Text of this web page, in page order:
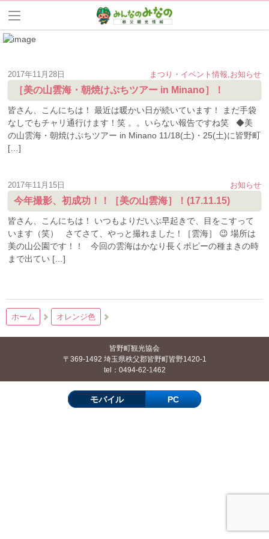
まつり・イベント情報 お知らせ
2017年11月28日
［美の山雲海・朝焼けぷちツアー in Minano］！
皆さん、こんにちは！ 最近は暖かい日が続いています！ まだ手袋
なしでもチャリ通行けます！笑 。。いらない報告ですね笑 ◆美
の山雲海・朝焼けぷちツアー in Minano 11/18(土)・25(土)に皆野町
[…]
お知らせ
2017年11月15日
今年撮影、初成功！！［美の山雲海］！(17.11.15)
皆さん、こんにちは！ いつもよりだいぶ早起きで、目をこすって
います（笑） さてさて、やっと撮れました！［雲海］ 😉 場所は
美の山公園です！！ 今回の雲海はかなり長くポピーの種まきの時
まで出てい […]
ホーム オレンジ色
皆野町観光協会
〒369-1492 埼玉県秩父郡皆野町皆野1420-1
tel：0494-62-1462
モバイル PC